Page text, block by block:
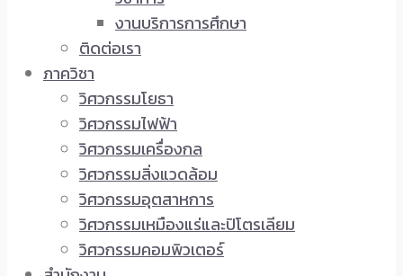
งานบริการการศึกษา
ติดต่อเรา
ภาควิชา
วิศวกรรมโยธา
วิศวกรรมไฟฟ้า
วิศวกรรมเครื่องกล
วิศวกรรมสิ่งแวดล้อม
วิศวกรรมอุตสาหการ
วิศวกรรมเหมืองแร่และปิโตรเลียม
วิศวกรรมคอมพิวเตอร์